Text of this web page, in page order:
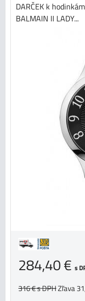
DARČEK k
BALMAIN II LADY...
284,40 € s
316 €s DPHZľava